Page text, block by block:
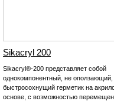
Sikacryl 200
Sikacryl®-200 представляет собой
однокомпонентный, не оползающий,
быстросохнущий герметик на
основе, с возможностью